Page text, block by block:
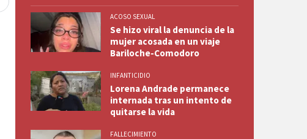
ACOSO SEXUAL
Se hizo viral la denuncia de la
mujer acosada en un viaje
Bariloche-Comodoro
INFANTICIDIO
Lorena Andrade permanece
internada tras un intento de
quitarse la vida
FALLECIMIENTO